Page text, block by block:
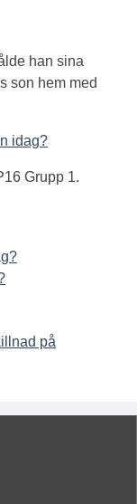
han sina
son hem med
idag?
Grupp 1.
på